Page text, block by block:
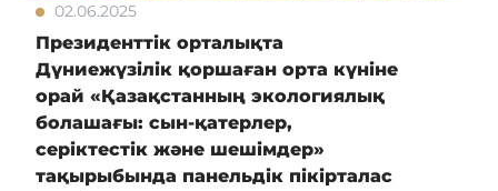
02.06.2025
Президенттік орталықта
Дүниежүзілік қоршаған орта күніне
орай «Қазақстанның экологиялық
болашағы: сын-қатерлер,
серіктестік және шешімдер»
тақырыбында панельдік пікірталас